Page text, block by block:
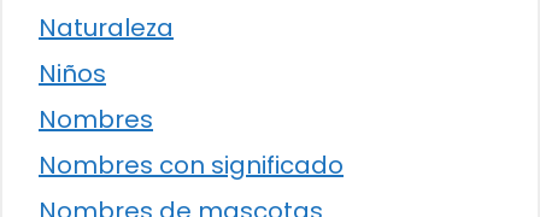
Naturaleza
Niños
Nombres
Nombres con significado